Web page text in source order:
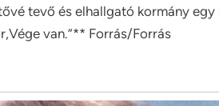
tevő és elhallgató kormány egy
van.”** Forrás/Forrás